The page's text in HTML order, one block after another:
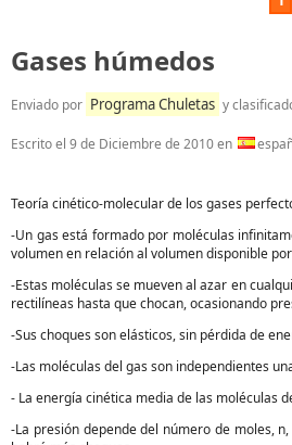
Gases húmedos
Enviado por Programa Chuletas y
Escrito el 9 de Diciembre de 2010en
Teoría cinético-molecular de los gases
-Un gas está formado por moléculas
volumen en relación al volumen disponible
-Estas moléculas se mueven al azar en
rectilíneas hasta que chocan, ocasionando
-Sus choques son elásticos, sin pérdida de
-Las moléculas del gas son independientes
- La energía cinética media de las moléculas
-La presión depende del número de moles,